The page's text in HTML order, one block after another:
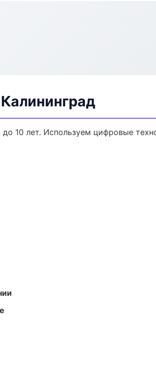
до 10 лет. Используем цифровые